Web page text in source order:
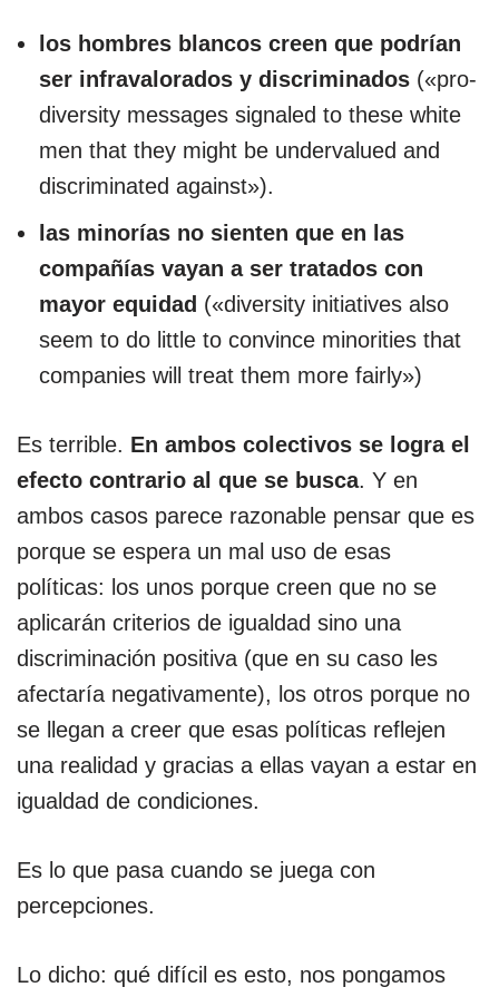
los hombres blancos creen que podrían
ser infravalorados y discriminados («pro-
diversity messages signaled to these white
men that they might be undervalued and
discriminated against»).
las minorías no sienten que en las
compañías vayan a ser tratados con
mayor equidad («diversity initiatives also
seem to do little to convince minorities that
companies will treat them more fairly»)
Es terrible. En ambos colectivos se logra el
efecto contrario al que se busca. Y en
ambos casos parece razonable pensar que es
porque se espera un mal uso de esas
políticas: los unos porque creen que no se
aplicarán criterios de igualdad sino una
discriminación positiva (que en su caso les
afectaría negativamente), los otros porque no
se llegan a creer que esas políticas reflejen
una realidad y gracias a ellas vayan a estar en
igualdad de condiciones.
Es lo que pasa cuando se juega con
percepciones.
Lo dicho: qué difícil es esto, nos pongamos